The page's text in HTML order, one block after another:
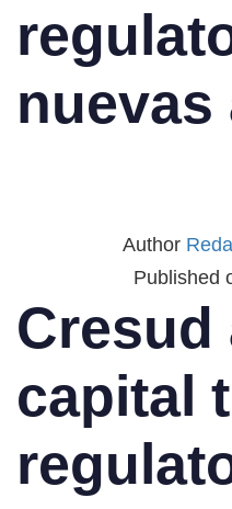
nuevas
Author
Published
Cresud
capital